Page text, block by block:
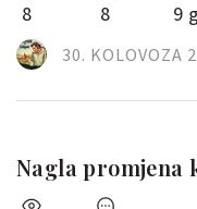
8 8 9
30. KOLOVOZA
Nagla promjena